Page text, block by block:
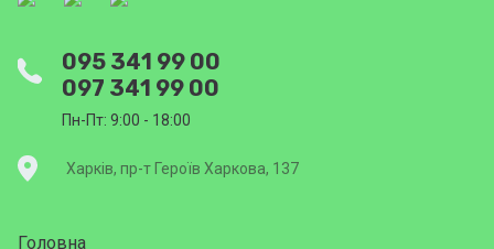
095 341 99 00
097 341 99 00
Пн-Пт: 9:00 - 18:00
Харків, пр-т Героїв Харкова, 137
Головна